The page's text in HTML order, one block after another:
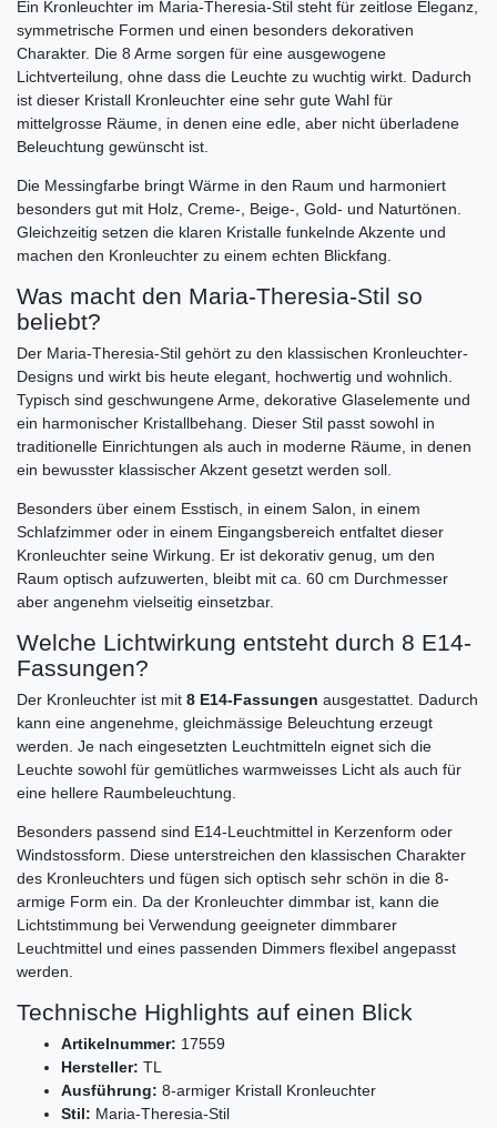
Ein Kronleuchter im Maria-Theresia-Stil steht für zeitlose Eleganz,
symmetrische Formen und einen besonders dekorativen
Charakter. Die 8 Arme sorgen für eine ausgewogene
Lichtverteilung, ohne dass die Leuchte zu wuchtig wirkt. Dadurch
ist dieser Kristall Kronleuchter eine sehr gute Wahl für
mittelgrosse Räume, in denen eine edle, aber nicht überladene
Beleuchtung gewünscht ist.
Die Messingfarbe bringt Wärme in den Raum und harmoniert
besonders gut mit Holz, Creme-, Beige-, Gold- und Naturtönen.
Gleichzeitig setzen die klaren Kristalle funkelnde Akzente und
machen den Kronleuchter zu einem echten Blickfang.
Was macht den Maria-Theresia-Stil so
beliebt?
Der Maria-Theresia-Stil gehört zu den klassischen Kronleuchter-
Designs und wirkt bis heute elegant, hochwertig und wohnlich.
Typisch sind geschwungene Arme, dekorative Glaselemente und
ein harmonischer Kristallbehang. Dieser Stil passt sowohl in
traditionelle Einrichtungen als auch in moderne Räume, in denen
ein bewusster klassischer Akzent gesetzt werden soll.
Besonders über einem Esstisch, in einem Salon, in einem
Schlafzimmer oder in einem Eingangsbereich entfaltet dieser
Kronleuchter seine Wirkung. Er ist dekorativ genug, um den
Raum optisch aufzuwerten, bleibt mit ca. 60 cm Durchmesser
aber angenehm vielseitig einsetzbar.
Welche Lichtwirkung entsteht durch 8 E14-
Fassungen?
Der Kronleuchter ist mit 8 E14-Fassungen ausgestattet. Dadurch
kann eine angenehme, gleichmässige Beleuchtung erzeugt
werden. Je nach eingesetzten Leuchtmitteln eignet sich die
Leuchte sowohl für gemütliches warmweisses Licht als auch für
eine hellere Raumbeleuchtung.
Besonders passend sind E14-Leuchtmittel in Kerzenform oder
Windstossform. Diese unterstreichen den klassischen Charakter
des Kronleuchters und fügen sich optisch sehr schön in die 8-
armige Form ein. Da der Kronleuchter dimmbar ist, kann die
Lichtstimmung bei Verwendung geeigneter dimmbarer
Leuchtmittel und eines passenden Dimmers flexibel angepasst
werden.
Technische Highlights auf einen Blick
Artikelnummer: 17559
Hersteller: TL
Ausführung: 8-armiger Kristall Kronleuchter
Stil: Maria-Theresia-Stil